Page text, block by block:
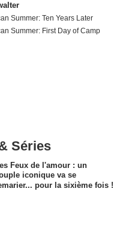
Summer: Ten Years Later
Summer: First Day of Camp
Séries
Feux de l'amour : un
iconique va se
pour la sixième fois !